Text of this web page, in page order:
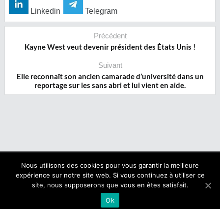
Linkedin Telegram
Précédent
Kayne West veut devenir président des États Unis !
Suivant
Elle reconnaît son ancien camarade d’université dans un
reportage sur les sans abri et lui vient en aide.
Copyright © 2017 NegroNews. Tous droits réservés.
Qui sommes nous ?
Mentions légales
Nous utilisons des cookies pour vous garantir la meilleure
expérience sur notre site web. Si vous continuez à utiliser ce
site, nous supposerons que vous en êtes satisfait.
Ok